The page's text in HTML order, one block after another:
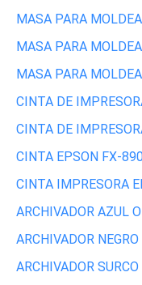
MASA PARA
MASA PARA
MASA PARA
CINTA DE
CINTA DE
CINTA EPSON FX-
CINTA IMPRESORA
ARCHIVADOR AZUL
ARCHIVADOR
ARCHIVADOR